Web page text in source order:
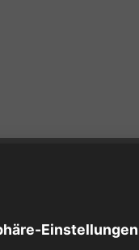
Weitere Links